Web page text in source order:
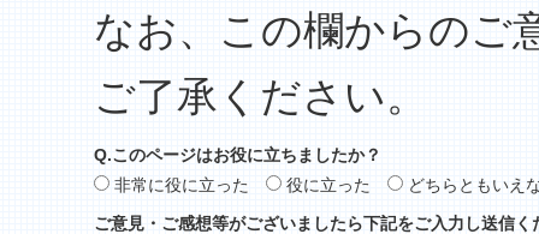
なお、この欄からのご
ご了承ください。
Q.このページはお役に立ちましたか？
非常に役に立った
役に立った
どちらともいえ
ご意見・ご感想等がございましたら下記をご入力し送信く